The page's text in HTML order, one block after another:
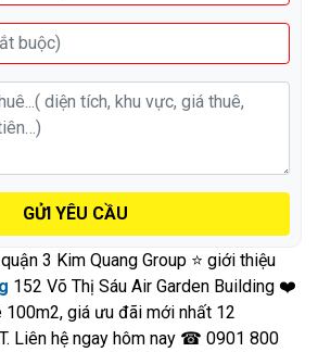
GỬI YÊU CẦU
3 Kim Quang Group ⭐ giới thiệu
152 Võ Thị Sáu Air Garden Building ❤️
100m2, giá ưu đãi mới nhất 12
Liên hệ ngay hôm nay ☎ 0901 800